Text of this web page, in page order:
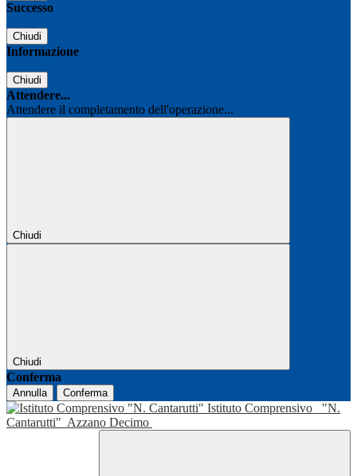
Successo
Chiudi
Informazione
Chiudi
Attendere...
Attendere il completamento dell'operazione...
Chiudi
Chiudi
Conferma
Annulla Conferma
Istituto Comprensivo
"N.
Cantarutti" Azzano Decimo